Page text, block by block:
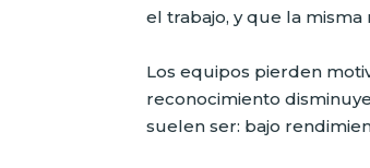
el trabajo, y que la
Los equipos pierden
reconocimiento
suelen ser: bajo